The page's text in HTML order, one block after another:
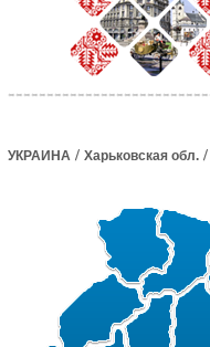
УКРАИНА / Харьковская обл. /